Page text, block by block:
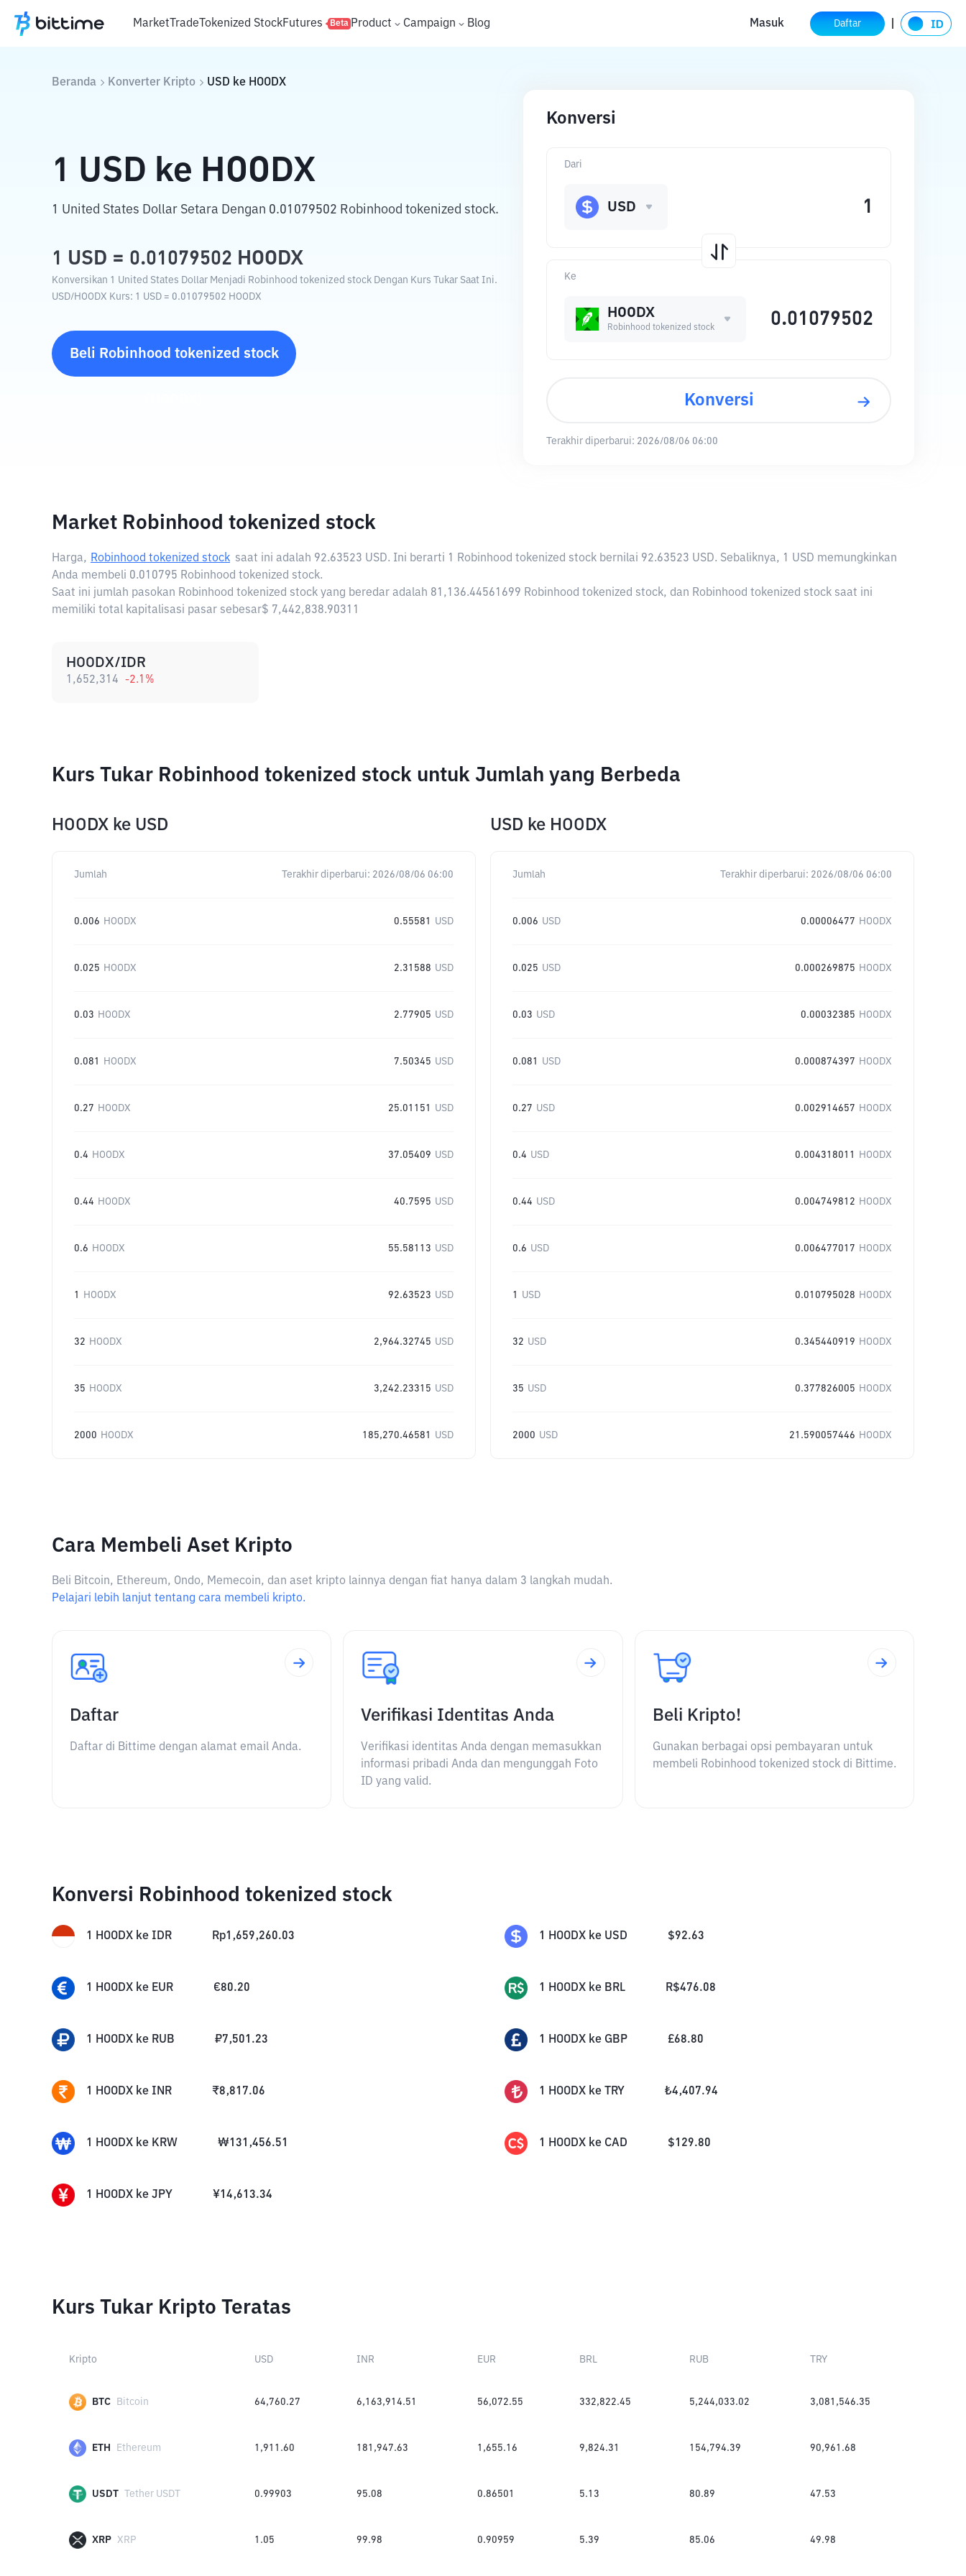
MarketTradeTokenized StockFutures Beta Product Campaign Blog Masuk Daftar
Beranda Konverter Kripto USD ke HOODX
1 USD ke HOODX
1 United States Dollar Setara Dengan 0.01079502 Robinhood tokenized stock.
1 USD = 0.01079502 HOODX
Konversikan 1 United States Dollar Menjadi Robinhood tokenized stock Dengan Kurs Tukar Saat Ini.
USD/HOODX Kurs: 1 USD = 0.01079502 HOODX
Beli Robinhood tokenized stock
Konversi
Ke
HOODX
Robinhood tokenized stock
Dari
USD
Konversi
Terakhir diperbarui: 2026/08/06 06:00
Market Robinhood tokenized stock
Harga, Robinhood tokenized stock saat ini adalah 92.63523 USD. Ini berarti 1 Robinhood tokenized stock bernilai 92.63523 USD. Sebaliknya, 1 USD memungkinkan
Anda membeli 0.010795 Robinhood tokenized stock.
Saat ini jumlah pasokan Robinhood tokenized stock yang beredar adalah 81,136.44561699 Robinhood tokenized stock, dan Robinhood tokenized stock saat ini
memiliki total kapitalisasi pasar sebesar$ 7,442,838.90311
HOODX/IDR
1,652,314 -2.1 %
Kurs Tukar Robinhood tokenized stock untuk Jumlah yang Berbeda
HOODX ke USD
Jumlah Terakhir diperbarui: 2026/08/06 06:00
0.006 HOODX 0.55581 USD
0.025 HOODX 2.31588 USD
0.03 HOODX 2.77905 USD
0.081 HOODX 7.50345 USD
0.27 HOODX 25.01151 USD
0.4 HOODX 37.05409 USD
0.44 HOODX 40.7595 USD
0.6 HOODX 55.58113 USD
1 HOODX 92.63523 USD
32 HOODX 2,964.32745 USD
35 HOODX 3,242.23315 USD
2000 HOODX 185,270.46581 USD
USD ke HOODX
Jumlah Terakhir diperbarui: 2026/08/06 06:00
0.006 USD 0.00006477 HOODX
0.025 USD 0.000269875 HOODX
0.03 USD 0.00032385 HOODX
0.081 USD 0.000874397 HOODX
0.27 USD 0.002914657 HOODX
0.4 USD 0.004318011 HOODX
0.44 USD 0.004749812 HOODX
0.6 USD 0.006477017 HOODX
1 USD 0.010795028 HOODX
32 USD 0.345440919 HOODX
35 USD 0.377826005 HOODX
2000 USD 21.590057446 HOODX
Cara Membeli Aset Kripto
Beli Bitcoin, Ethereum, Ondo, Memecoin, dan aset kripto lainnya dengan fiat hanya dalam 3 langkah mudah.
Pelajari lebih lanjut tentang cara membeli kripto.
Daftar
Daftar di Bittime dengan alamat email Anda.
Verifikasi Identitas Anda
Verifikasi identitas Anda dengan memasukkan
informasi pribadi Anda dan mengunggah Foto
ID yang valid.
Beli Kripto!
Gunakan berbagai opsi pembayaran untuk
membeli Robinhood tokenized stock di Bittime.
Konversi Robinhood tokenized stock
1 HOODX ke IDR Rp1,659,260.03 1 HOODX ke USD $92.63
1 HOODX ke EUR €80.20 1 HOODX ke BRL R$476.08
1 HOODX ke RUB ₽7,501.23 1 HOODX ke GBP £68.80
1 HOODX ke INR ₹8,817.06 1 HOODX ke TRY ₺4,407.94
1 HOODX ke KRW ₩131,456.51 1 HOODX ke CAD $129.80
1 HOODX ke JPY ¥14,613.34
Kurs Tukar Kripto Teratas
Kripto USD INR EUR BRL RUB TRY
BTC Bitcoin 64,760.27 6,163,914.51 56,072.55 332,822.45 5,244,033.02 3,081,546.35
ETH Ethereum 1,911.60 181,947.63 1,655.16 9,824.31 154,794.39 90,961.68
USDT Tether USDT 0.99903 95.08 0.86501 5.13 80.89 47.53
XRP XRP 1.05 99.98 0.90959 5.39 85.06 49.98